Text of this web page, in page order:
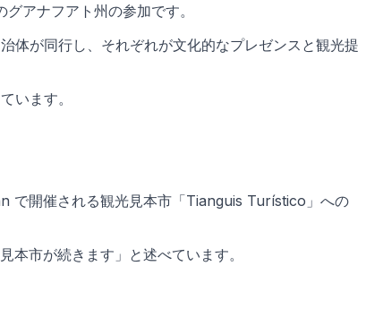
アナフアト州の参加です。
体が同行し、それぞれが文化的なプレゼンスと観光提
います。
で開催される観光見本市「Tianguis Turístico」への
市が続きます」と述べています。